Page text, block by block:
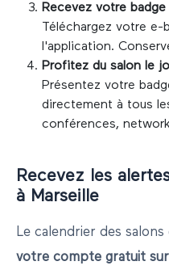
Recevez votre
Téléchargez votre
l'application.
Profitez du salon le
Présentez votre
directement à tous
conférences,
Recevez les
à Marseille
Le calendrier des
votre compte gratuit